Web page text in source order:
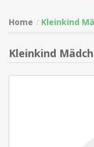
Home Kleinkind
Kleinkind